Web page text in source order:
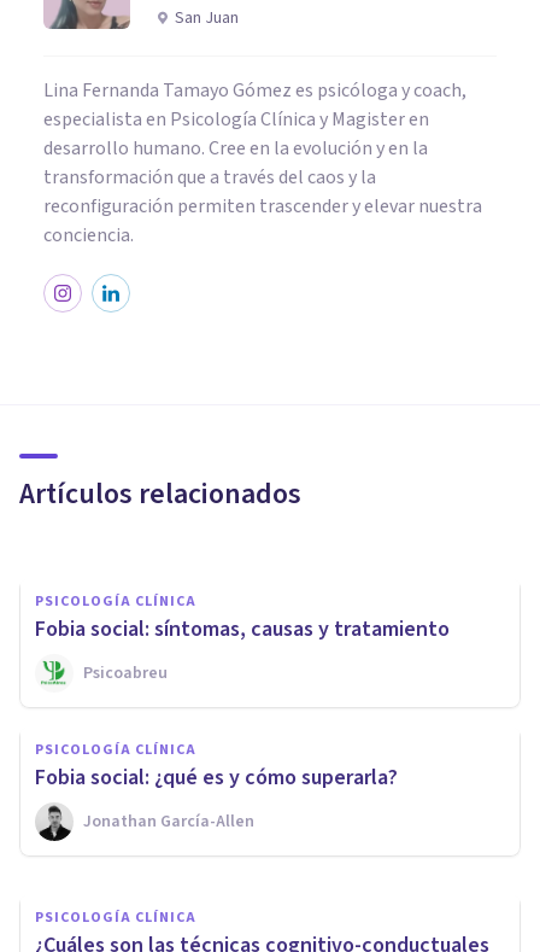
San Juan
Lina Fernanda Tamayo Gómez es psicóloga y coach,
especialista en Psicología Clínica y Magister en
desarrollo humano. Cree en la evolución y en la
transformación que a través del caos y la
reconfiguración permiten trascender y elevar nuestra
conciencia.
Artículos relacionados
causas y tratamiento
PSICOLOGÍA CLÍNICA
Fobia social: síntomas, causas y tratamiento
Psicoabreu
PSICOLOGÍA CLÍNICA
Fobia social: ¿qué es y cómo superarla?
Jonathan García-Allen
Pyrexiofobia: síntomas, causas
y tratamiento
Laura Ruiz Mitjana
PSICOLOGÍA CLÍNICA
¿Cuáles son las técnicas cognitivo-conductuales